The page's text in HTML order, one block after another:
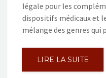
légale pour les
dispositifs médicaux et
mélange des genres qui
LIRE LA SUITE